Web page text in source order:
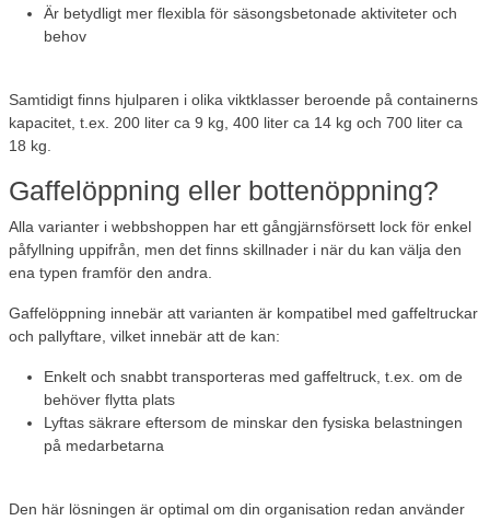
Är betydligt mer flexibla för säsongsbetonade aktiviteter och
behov
Samtidigt finns hjulparen i olika viktklasser beroende på containerns
kapacitet, t.ex. 200 liter ca 9 kg, 400 liter ca 14 kg och 700 liter ca
18 kg.
Gaffelöppning eller bottenöppning?
Alla varianter i webbshoppen har ett gångjärnsförsett lock för enkel
påfyllning uppifrån, men det finns skillnader i när du kan välja den
ena typen framför den andra.
Gaffelöppning innebär att varianten är kompatibel med gaffeltruckar
och pallyftare, vilket innebär att de kan:
Enkelt och snabbt transporteras med gaffeltruck, t.ex. om de
behöver flytta plats
Lyftas säkrare eftersom de minskar den fysiska belastningen
på medarbetarna
Den här lösningen är optimal om din organisation redan använder